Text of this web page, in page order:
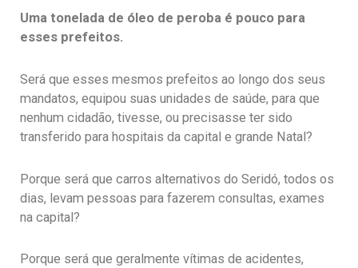
Uma tonelada de óleo de peroba é pouco para
esses prefeitos.
Será que esses mesmos prefeitos ao longo dos seus
mandatos, equipou suas unidades de saúde, para que
nenhum cidadão, tivesse, ou precisasse ter sido
transferido para hospitais da capital e grande Natal?
Porque será que carros alternativos do Seridó, todos os
dias, levam pessoas para fazerem consultas, exames
na capital?
Porque será que geralmente vítimas de acidentes,